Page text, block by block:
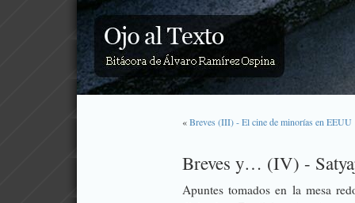
«Breves (III) - El cine de minorías en EEUU
Breves y… (IV) -
Apuntes tomados en la mesa